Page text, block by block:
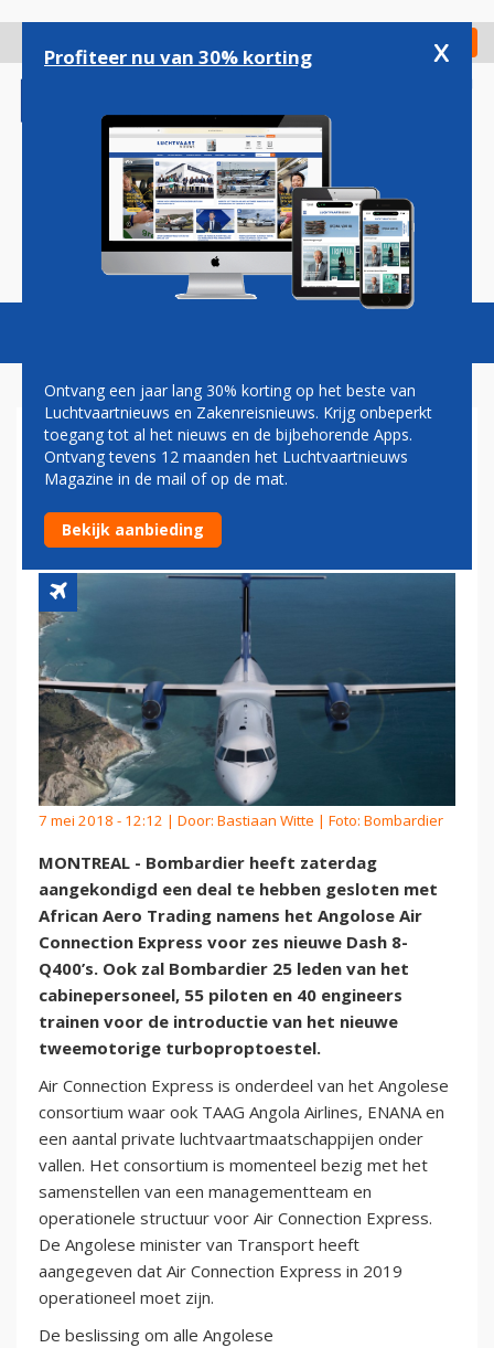
gaan
Check in
Magazine Podcasts Vacatures
ANGOLEES AIR CONNECTION
EXPRESS BESTELT ZES
Q400'S
7 mei 2018 - 12:12 | Door: Bastiaan Witte | Foto: Bombardier
MONTREAL - Bombardier heeft zaterdag
aangekondigd een deal te hebben gesloten met
African Aero Trading namens het Angolose Air
Connection Express voor zes nieuwe Dash 8-
Q400’s. Ook zal Bombardier 25 leden van het
cabinepersoneel, 55 piloten en 40 engineers
trainen voor de introductie van het nieuwe
tweemotorige turboproptoestel.
Air Connection Express is onderdeel van het Angolese
consortium waar ook TAAG Angola Airlines, ENANA en
een aantal private luchtvaartmaatschappijen onder
vallen. Het consortium is momenteel bezig met het
samenstellen van een managementteam en
operationele structuur voor Air Connection Express.
De Angolese minister van Transport heeft
aangegeven dat Air Connection Express in 2019
operationeel moet zijn.
De beslissing om alle Angolese
Profiteer nu van 30% korting x
Ontvang een jaar lang 30% korting op het beste van
Luchtvaartnieuws en Zakenreisnieuws. Krijg onbeperkt
toegang tot al het nieuws en de bijbehorende Apps.
Ontvang tevens 12 maanden het Luchtvaartnieuws
Magazine in de mail of op de mat.
Bekijk aanbieding